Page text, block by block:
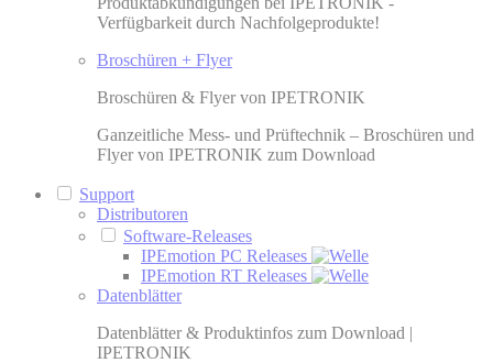
Verfügbarkeit durch Nachfolgeprodukte!
Broschüren + Flyer
Broschüren & Flyer von IPETRONIK
Ganzeitliche Mess- und Prüftechnik – Broschüren und
Flyer von IPETRONIK zum Download
Support
Distributoren
Software-Releases
IPEmotion PC Releases
IPEmotion RT Releases
Datenblätter
Datenblätter & Produktinfos zum Download |
IPETRONIK